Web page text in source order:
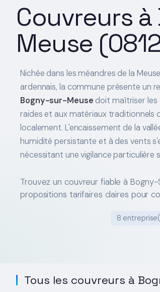
Couvreurs
Meuse
Nichée dans les méandres de la
ardennais, la commune présente un
Bogny-sur-Meuse doit maîtriser les
raides et aux matériaux traditionnels
localement. L'encaissement de la
humidité persistante et à des vents
nécessitant une vigilance particulière
Trouvez un couvreur fiable à
propositions tarifaires claires pour
8
Tous les couvreurs à